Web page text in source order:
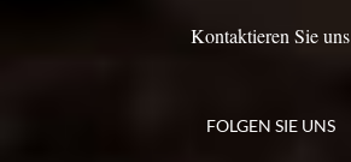
Kontaktieren Sie uns
FOLGEN SIE UNS